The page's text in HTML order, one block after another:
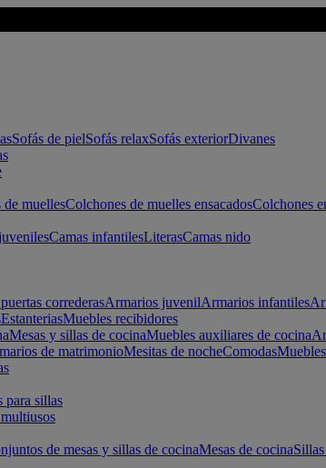
Sofás de pielSofás relaxSofás exteriorDivanes
de muellesColchones de muelles ensacadosColchones
Camas infantilesLiterasCamas nido
correderasArmarios juvenilArmarios infantiles
EstanteriasMuebles recibidores
Mesas y sillas de cocinaMuebles auxiliares de cocina
de matrimonioMesitas de nocheComodas
para sillas
de mesas y sillas de cocinaMesas de cocina